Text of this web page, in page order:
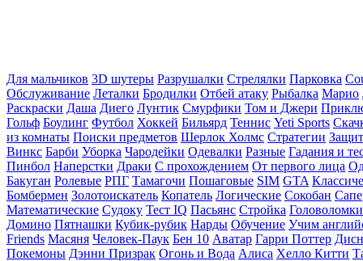
Для мальчиков 3D шутеры Разрушалки Стрелялки Парковка
Обслуживание Леталки Бродилки Отбей атаку Рыбалка Марио
Раскраски Даша Диего Лунтик Смурфики Том и Джери
Гольф Боулинг Футбол Хоккей Бильярд Теннис Yeti Sports
из комнаты Поиски предметов Шерлок Холмс Стратегии
Винкс Барби Уборка Чародейки Одевалки Разные Гадания и
Пинбол Наперстки Драки С прохождением От первого лица
Бакуган Ролевые РПГ Тамагочи Пошаговые SIM GTA
Бомбермен Золотоискатель Копатель Логические Сокобан
Математические Судоку Тест IQ Пасьянс Стройка Головоломки
Домино Пятнашки Кубик-рубик Нарды Обучение Учим
Friends Масяня Человек-Паук Бен 10 Аватар Гарри Поттер
Покемоны Дэнни Призрак Огонь и Вода Алиса Хелло Китти